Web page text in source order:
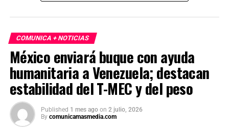
COMUNICA + NOTICIAS
México enviará buque con ayuda
humanitaria a Venezuela; destacan
estabilidad del T-MEC y del peso
Published 1 mes ago on 2 julio, 2026
By comunicamasmedia.com